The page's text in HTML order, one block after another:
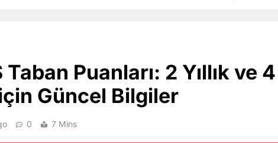
Puanları: 2 Yıllık ve 4
Güncel Bilgiler
0 7 Mins